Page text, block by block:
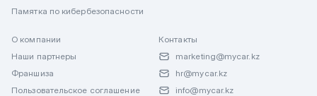
Памятка по кибербезопасности
О компании
Наши партнеры
Франшиза
Пользовательское соглашение
Контакты
marketing@mycar.kz
hr@mycar.kz
info@mycar.kz